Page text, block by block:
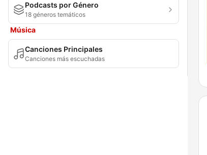
Podcasts por Género
18 géneros temáticos
Música
Canciones Principales
Canciones más escuchadas